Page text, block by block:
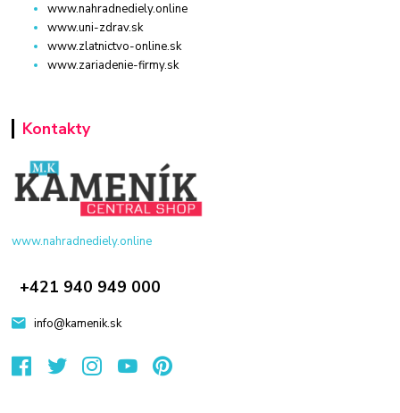
www.nahradnediely.online
www.uni-zdrav.sk
www.zlatnictvo-online.sk
www.zariadenie-firmy.sk
Kontakty
www.nahradnediely.online
+421 940 949 000
info@kamenik.sk